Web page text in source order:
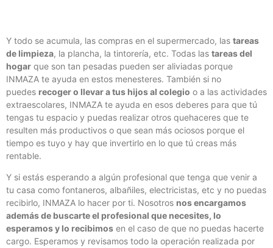
Y todo se acumula, las compras en el supermercado, las tareas
de limpieza, la plancha, la tintorería, etc. Todas las tareas del
hogar que son tan pesadas pueden ser aliviadas porque
INMAZA te ayuda en estos menesteres. También si no
puedes recoger o llevar a tus hijos al colegio o a las actividades
extraescolares, INMAZA te ayuda en esos deberes para que tú
tengas tu espacio y puedas realizar otros quehaceres que te
resulten más productivos o que sean más ociosos porque el
tiempo es tuyo y hay que invertirlo en lo que tú creas más
rentable.
Y si estás esperando a algún profesional que tenga que venir a
tu casa como fontaneros, albañiles, electricistas, etc y no puedas
recibirlo, INMAZA lo hacer por ti. Nosotros nos encargamos
además de buscarte el profesional que necesites, lo
esperamos y lo recibimos en el caso de que no puedas hacerte
cargo. Esperamos y revisamos todo la operación realizada por